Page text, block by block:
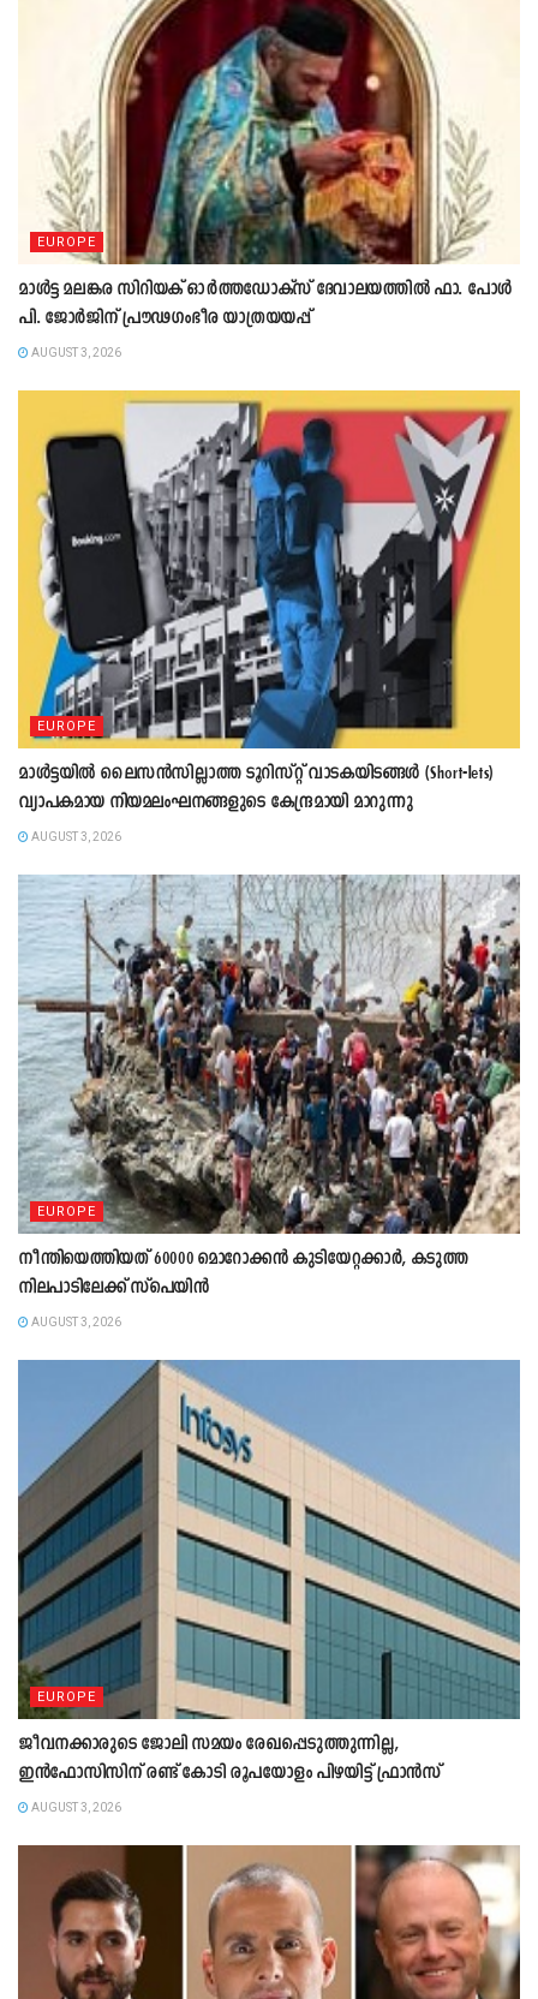
EUROPE
മാൾട്ട മലങ്കര സിറിയക് ഓർത്തഡോക്സ് ദേവാലയത്തിൽ ഫാ. പോൾ
പി. ജോർജിന് പ്രൗഢഗംഭീര യാത്രയയപ്പ്
AUGUST 3, 2026
EUROPE
മാൾട്ടയിൽ ലൈസൻസില്ലാത്ത ടൂറിസ്റ്റ് വാടകയിടങ്ങൾ (Short-lets)
വ്യാപകമായ നിയമലംഘനങ്ങളുടെ കേന്ദ്രമായി മാറുന്നു
AUGUST 3, 2026
EUROPE
നീന്തിയെത്തിയത് 60000 മൊറോക്കൻ കുടിയേറ്റക്കാർ, കടുത്ത
നിലപാടിലേക്ക് സ്പെയിൻ
AUGUST 3, 2026
EUROPE
ജീവനക്കാരുടെ ജോലി സമയം രേഖപ്പെടുത്തുന്നില്ല,
ഇൻഫോസിസിന് രണ്ട് കോടി രൂപയോളം പിഴയിട്ട് ഫ്രാൻസ്
AUGUST 3, 2026